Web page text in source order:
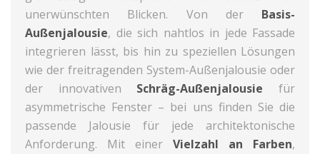
unerwünschten Blicken. Von der Basis-
Außenjalousie, die sich nahtlos in jede Fassade
integrieren lässt, bis hin zu speziellen Lösungen
wie der freitragenden System-Außenjalousie oder
der innovativen Schräg-Außenjalousie für
asymmetrische Fenster – bei uns finden Sie die
passende Jalousie für jede architektonische
Anforderung. Mit einer Vielzahl an Farben,